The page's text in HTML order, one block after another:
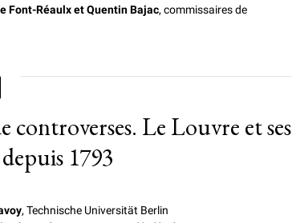
Font-Réaulx et Quentin Bajac, commissaires de
controverses. Le Louvre et ses
1793
, Technische Universität Berlin